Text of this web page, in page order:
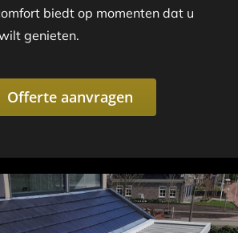
biedt op momenten dat u
genieten.
Offerte aanvragen